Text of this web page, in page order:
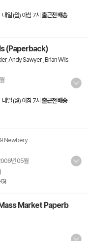
내일 (월) 아침 7시 출근전 배송
(Paperback)
,Andy Sawyer, Brian Wils
내일 (월) 아침 7시 출근전 배송
Newbery
년 05월
경
Market Paperb